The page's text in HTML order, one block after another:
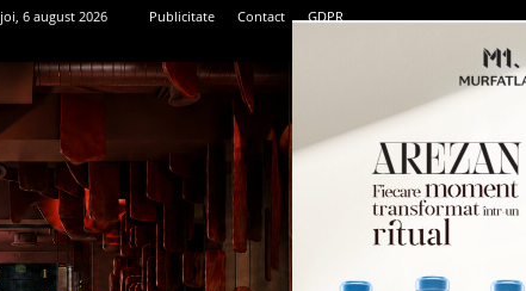
joi, 6 august 2026 Publicitate Contact GDPR